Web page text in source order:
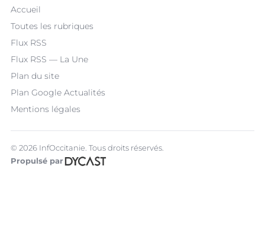
Accueil
Toutes les rubriques
Flux RSS
Flux RSS — La Une
Plan du site
Plan Google Actualités
Mentions légales
© 2026 InfOccitanie. Tous droits réservés.
Propulsé par